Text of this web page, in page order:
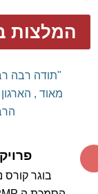
המלצות
והמועיל.
PROJECT
אותנו
ממומחה
הפרויקטים,
שהבחירה